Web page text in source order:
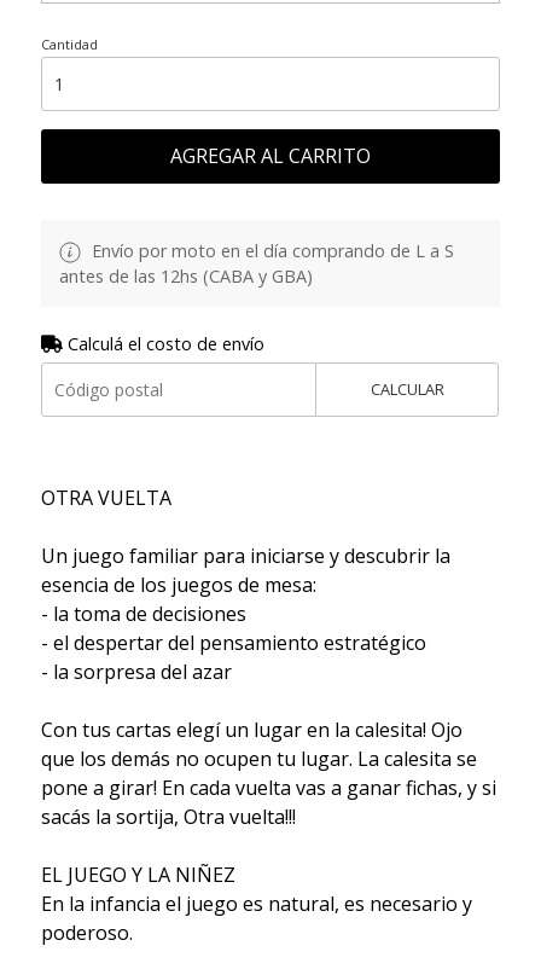
Cantidad
AGREGAR AL CARRITO
Envío por moto en el día comprando de L a S
antes de las 12hs (CABA y GBA)
Calculá el costo de envío
CALCULAR
OTRA VUELTA
Un juego familiar para iniciarse y descubrir la
esencia de los juegos de mesa:
- la toma de decisiones
- el despertar del pensamiento estratégico
- la sorpresa del azar
Con tus cartas elegí un lugar en la calesita! Ojo
que los demás no ocupen tu lugar. La calesita se
pone a girar! En cada vuelta vas a ganar fichas, y si
sacás la sortija, Otra vuelta!!!
EL JUEGO Y LA NIÑEZ
En la infancia el juego es natural, es necesario y
poderoso.